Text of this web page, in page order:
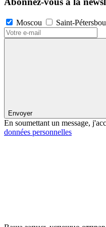
Moscou Saint-
Envoyer
En soumettant un message,
données personnelles